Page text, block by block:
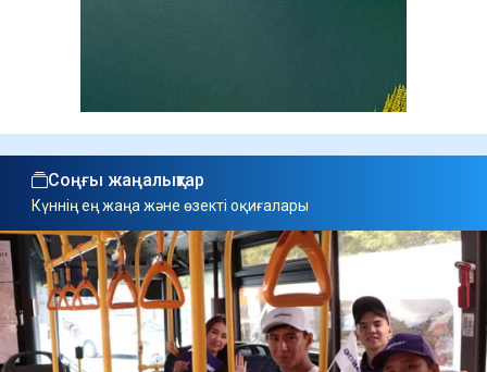
Соңғы жаңалықтар
Күннің ең жаңа және өзекті оқиғалары